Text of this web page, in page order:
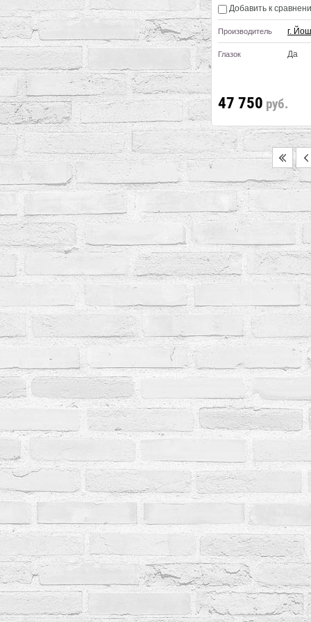
Добавить к
Производитель г.
Глазок Да
47 750 руб.